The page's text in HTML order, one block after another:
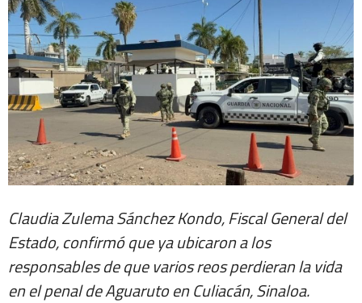
Extra +
Claudia Zulema Sánchez Kondo, Fiscal General del
Estado, confirmó que ya ubicaron a los
responsables de que varios reos perdieran la vida
en el penal de Aguaruto en Culiacán, Sinaloa.